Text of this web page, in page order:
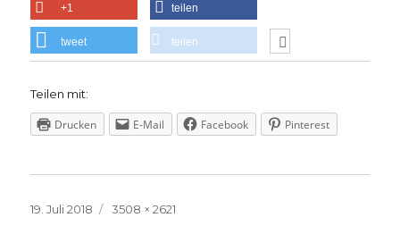
+1 teilen
tweet teilen
Teilen mit:
Drucken E-Mail Facebook Pinterest
Veröffentlicht
19. Juli 2018
Volle
3508 × 2621